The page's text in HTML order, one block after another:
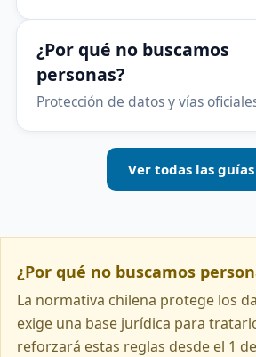
¿Por qué no buscamos
personas?
Protección de datos y vías
Ver todas las
¿Por qué no buscamos
La normativa chilena protege los
exige una base jurídica para
reforzará estas reglas desde el 1